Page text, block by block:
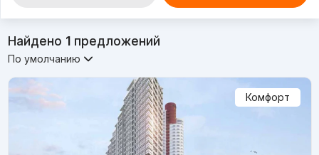
Найдено 1предложений
По умолчанию
Комфорт